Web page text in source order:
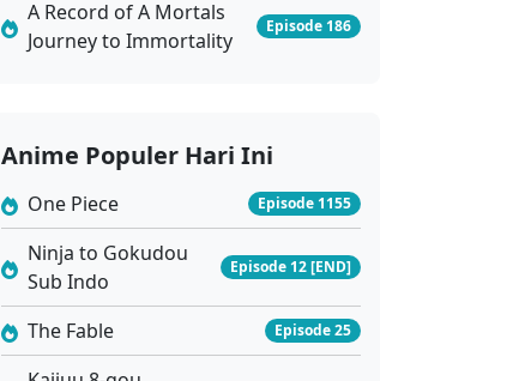
A Record of A Mortals
Journey to Immortality
Episode 186
Anime Populer Hari Ini
One Piece Episode 1155
Ninja to Gokudou
Sub Indo
Episode 12 [END]
The Fable Episode 25